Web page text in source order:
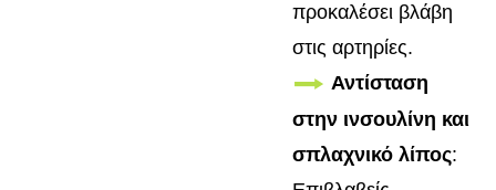
προκαλέσει βλάβη
στις αρτηρίες.
Αντίσταση
στην ινσουλίνη και
σπλαχνικό λίπος: